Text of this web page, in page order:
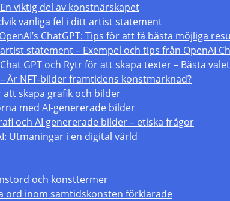
viktig del av konstnärskapet
vanliga fel i ditt artist statement
ChatGPT: Tips för att få bästa möjliga
statement – Exempel och tips från OpenAI
GPT och Rytr för att skapa texter – Bästa
Är NFT-bilder framtidens konstmarknad?
skapa grafik och bilder
med AI-genererade bilder
och AI genererade bilder – etiska frågor
Utmaningar i en digital värld
och konsttermer
ord inom samtidskonsten förklarade